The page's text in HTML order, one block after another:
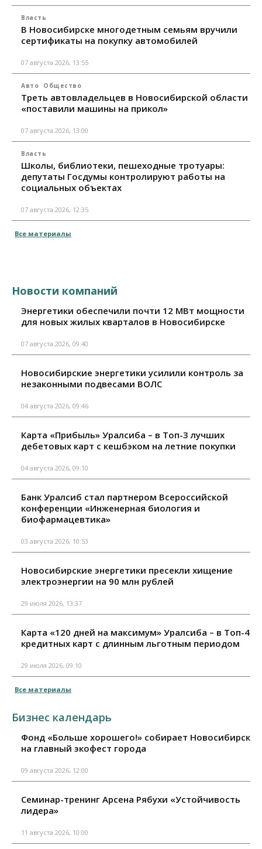
Власть
В Новосибирске многодетным семьям вручили
сертификаты на покупку автомобилей
07 августа 2026, 13:55
Авто Общество
Треть автовладельцев в Новосибирской области
«поставили машины на прикол»
07 августа 2026, 13:00
Власть
Школы, библиотеки, пешеходные тротуары:
депутаты Госдумы контролируют работы на
социальных объектах
07 августа 2026, 12:35
Все материалы
Новости компаний
Энергетики обеспечили почти 12 МВт мощности
для новых жилых кварталов в Новосибирске
07 августа 2026, 09:40
Новосибирские энергетики усилили контроль за
незаконными подвесами ВОЛС
04 августа 2026, 09:46
Карта «Прибыль» Уралсиба – в Топ-3 лучших
дебетовых карт с кешбэком на летние покупки
04 августа 2026, 09:10
Банк Уралсиб стал партнером Всероссийской
конференции «Инженерная биология и
биофармацевтика»
03 августа 2026, 10:53
Новосибирские энергетики пресекли хищение
электроэнергии на 90 млн рублей
29 июля 2026, 13:37
Карта «120 дней на максимум» Уралсиба – в Топ-4
кредитных карт с длинным льготным периодом
29 июля 2026, 09:10
Все материалы
Бизнес календарь
Фонд «Больше хорошего!» собирает Новосибирск
на главный экофест города
09 августа 2026, 12:00
Семинар-тренинг Арсена Рябухи «Устойчивость
лидера»
11 августа 2026, 10:00